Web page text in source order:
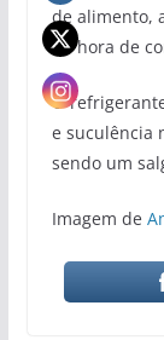
de alimento,
na hora de
O
e suculência
sendo um
Imagem de